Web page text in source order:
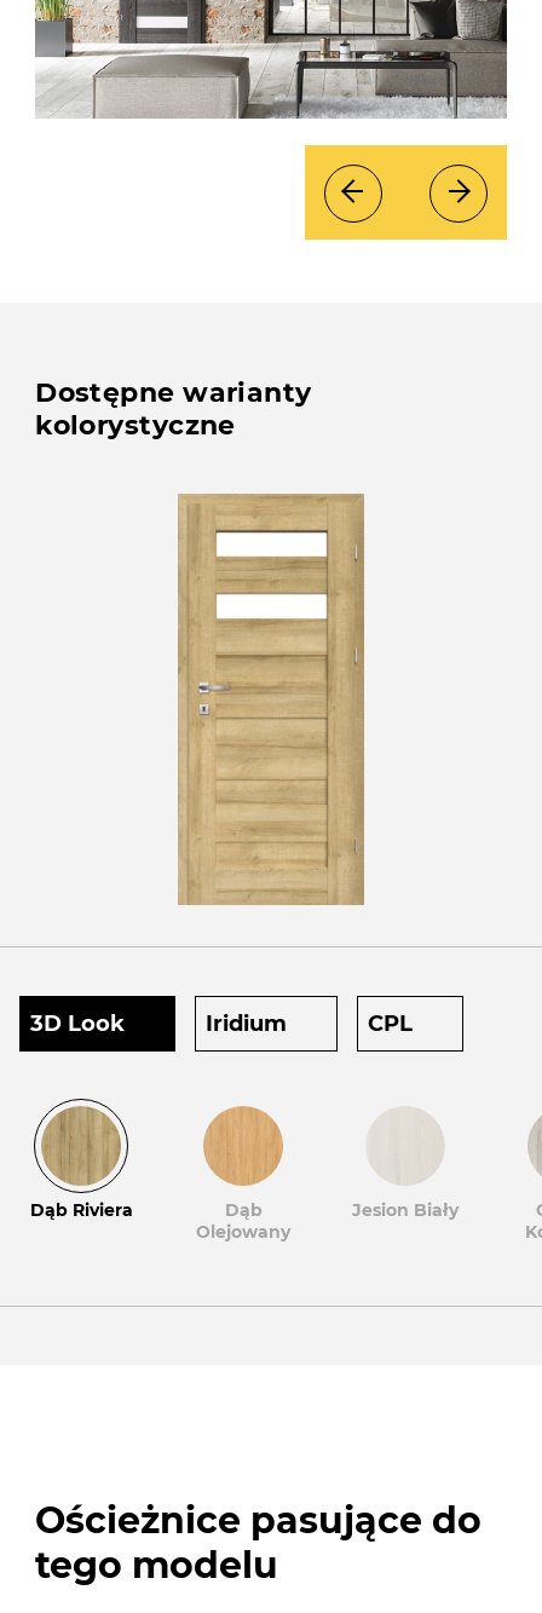
Dostępne warianty
kolorystyczne
3D Look Iridium CPL
Dąb Riviera
Dąb
Olejowany
Jesion Biały
Ościeżnice pasujące do
tego modelu